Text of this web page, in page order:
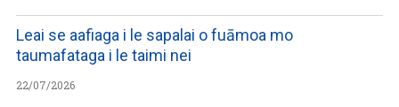
Leai se aafiaga i le sapalai o fuāmoa mo
taumafataga i le taimi nei
22/07/2026